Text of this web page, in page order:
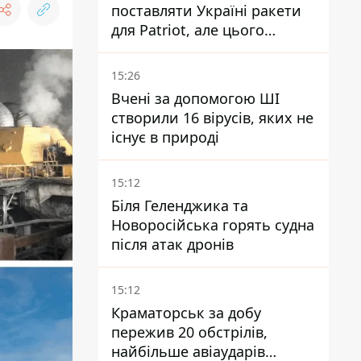
поставляти Україні ракети
для Patriot, але цього
недостатньо - Зеленський
15:26
Вчені за допомогою ШІ
створили 16 вірусів, яких не
існує в природі
15:12
Біля Геленджика та
Новоросійська горять судна
після атак дронів
15:12
Краматорськ за добу
пережив 20 обстрілів,
найбільше авіаударів